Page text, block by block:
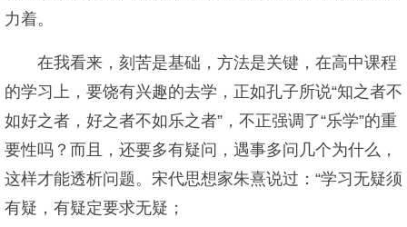
力着。
在我看来，刻苦是基础，方法是关键，在高中课程
的学习上，要饶有兴趣的去学，正如孔子所说“知之者不
如好之者，好之者不如乐之者”，不正强调了“乐学”的重
要性吗？而且，还要多有疑问，遇事多问几个为什么，
这样才能透析问题。宋代思想家朱熹说过：“学习无疑须
有疑，有疑定要求无疑；